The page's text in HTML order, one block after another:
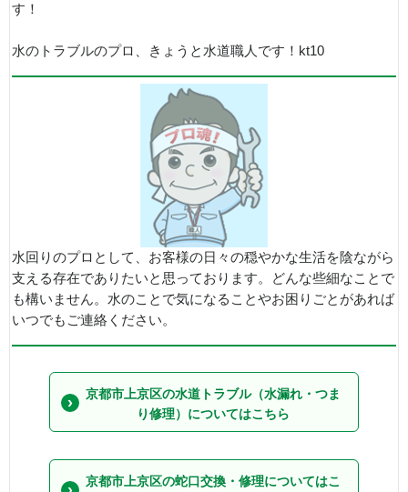
す！
水のトラブルのプロ、きょうと水道職人です！kt10
水回りのプロとして、お客様の日々の穏やかな生活を陰ながら
支える存在でありたいと思っております。どんな些細なことで
も構いません。水のことで気になることやお困りごとがあれば
いつでもご連絡ください。
京都市上京区の水道トラブル（水漏れ・つま
り修理）についてはこちら
京都市上京区の蛇口交換・修理についてはこ